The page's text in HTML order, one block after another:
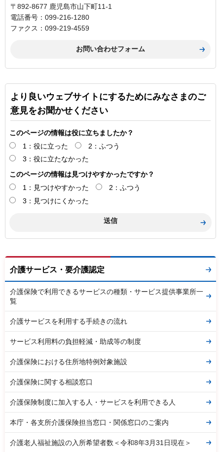
〒892-8677 鹿児島市山下町11-1
電話番号：099-216-1280
ファクス：099-219-4559
より良いウェブサイトにするためにみなさまのご
意見をお聞かせください
このページの情報は役に立ちましたか？
1：役に立った
2：ふつう
3：役に立たなかった
このページの情報は見つけやすかったですか？
1：見つけやすかった
2：ふつう
3：見つけにくかった
介護サービス・要介護認定
介護保険で利用できるサービスの種類・サービス提供事業所一
覧
介護サービスを利用する手続きの流れ
サービス利用料の負担軽減・助成等の制度
介護保険における住所地特例対象施設
介護保険に関する相談窓口
介護保険制度に加入する人・サービスを利用できる人
本庁・各支所介護保険担当窓口・関係窓口のご案内
介護老人福祉施設の入所希望者数＜令和8年3月31日現在＞